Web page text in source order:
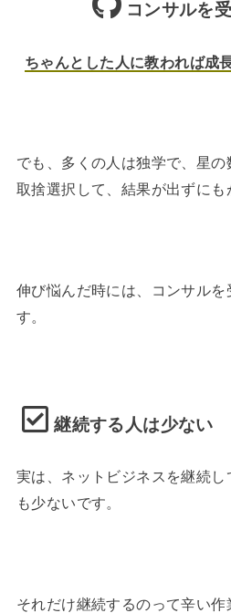
コンサルを
ちゃんとした人に教われば成
でも、多くの人は独学で、星
取捨選択して、結果が出ずにも
伸び悩んだ時には、コンサル
す。
継続する人は少ない
実は、ネットビジネスを継続
も少ないです。
それだけ継続するのって辛い作